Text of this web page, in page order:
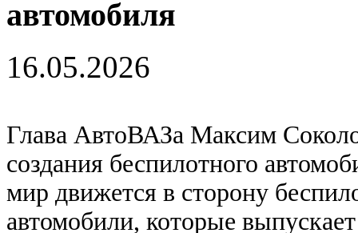
автомобиля
16.05.2026
Глава АвтоВАЗа Максим
создания беспилотного
мир движется в сторону
автомобили, которые